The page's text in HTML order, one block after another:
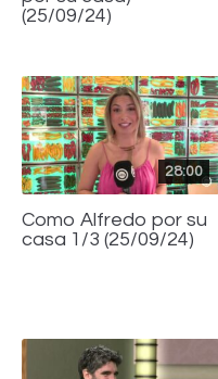
(25/09/24)
28:00
Como Alfredo por su
casa 1/3 (25/09/24)